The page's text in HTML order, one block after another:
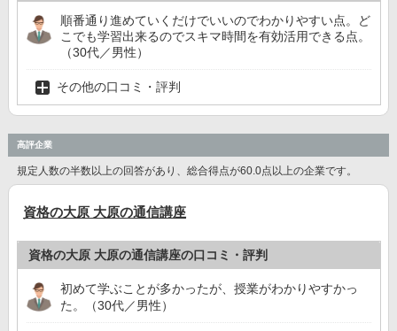
順番通り進めていくだけでいいのでわかりやすい点。ど
こでも学習出来るのでスキマ時間を有効活用できる点。
（30代／男性）
その他の口コミ・評判
高評企業
規定人数の半数以上の回答があり、総合得点が60.0点以上の企業です。
資格の大原 大原の通信講座
資格の大原 大原の通信講座の口コミ・評判
初めて学ぶことが多かったが、授業がわかりやすかっ
た。（30代／男性）